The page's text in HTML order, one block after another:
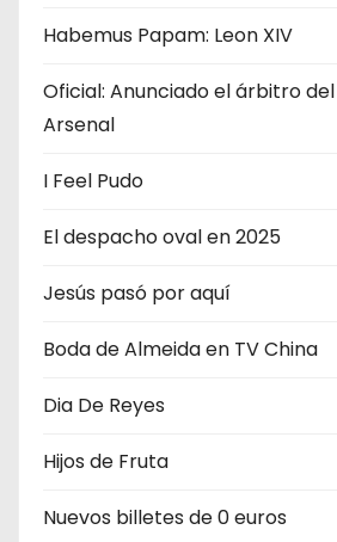
Habemus Papam: Leon XIV
Oficial: Anunciado el árbitro
Arsenal
I Feel Pudo
El despacho oval en 2025
Jesús pasó por aquí
Boda de Almeida en TV China
Dia De Reyes
Hijos de Fruta
Nuevos billetes de 0 euros